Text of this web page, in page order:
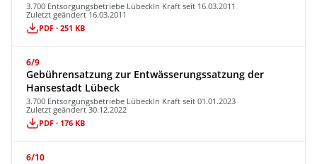
3.700 Entsorgungsbetriebe LübeckIn Kraft seit 16.03.2011
Zuletzt geändert 16.03.2011
PDF · 251 KB
6/9
Gebührensatzung zur Entwässerungssatzung der
Hansestadt Lübeck
3.700 Entsorgungsbetriebe LübeckIn Kraft seit 01.01.2023
Zuletzt geändert 30.12.2022
PDF · 176 KB
6/10